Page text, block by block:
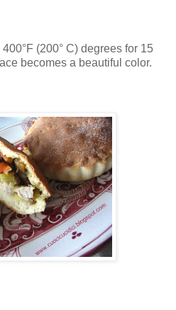
(200° C) degrees for 15
becomes a beautiful color.